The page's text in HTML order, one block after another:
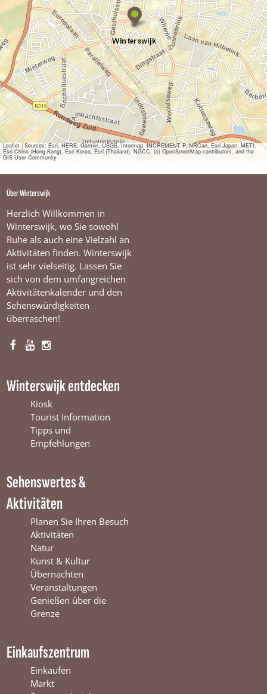
R
i
t
u
a
l
s
Leaflet|Sources: Esri, HERE, Garmin, USGS, Intermap, INCREMENT P, NRCan, Esri Japan, METI,
Esri China (Hong Kong), Esri Korea, Esri (Thailand), NGCC, (c) OpenStreetMap contributors, and the
GIS User Community
Über Winterswijk
Herzlich Willkommen in
Winterswijk, wo Sie sowohl
Ruhe als auch eine Vielzahl an
Aktivitäten finden. Winterswijk
ist sehr vielseitig. Lassen Sie
sich von dem umfangreichen
Aktivitätenkalender und den
Sehenswürdigkeiten
überraschen!
F
e
n
t
e
Y
T
u
b
e
W
t
e
r
s
w
i
j
k
I
t
a
g
r
a
i
t
e
r
s
w
i
j
k
Winterswijk entdecken
Kiosk
Tourist Information
Tipps und
Empfehlungen
Sehenswertes &
Aktivitäten
Planen Sie Ihren Besuch
Aktivitäten
Natur
Kunst & Kultur
Übernachten
Veranstaltungen
Genießen über die
Grenze
Einkaufszentrum
Einkaufen
Markt